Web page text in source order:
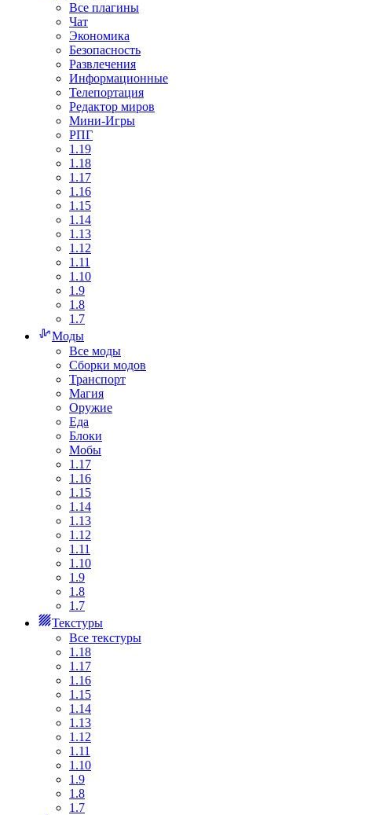
Все плагины
Чат
Экономика
Безопасность
Развлечения
Информационные
Телепортация
Редактор миров
Мини-Игры
РПГ
1.19
1.18
1.17
1.16
1.15
1.14
1.13
1.12
1.11
1.10
1.9
1.8
1.7
Моды
Все моды
Сборки модов
Транспорт
Магия
Оружие
Еда
Блоки
Мобы
1.17
1.16
1.15
1.14
1.13
1.12
1.11
1.10
1.9
1.8
1.7
Текстуры
Все текстуры
1.18
1.17
1.16
1.15
1.14
1.13
1.12
1.11
1.10
1.9
1.8
1.7